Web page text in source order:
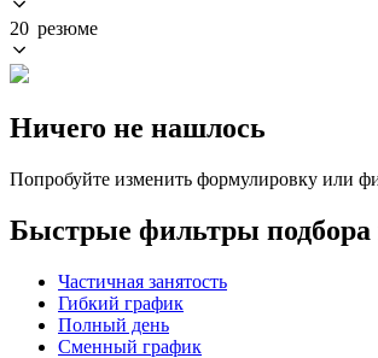
20 резюме
Ничего не нашлось
Попробуйте изменить формулировку или
Быстрые фильтры подбора
Частичная занятость
Гибкий график
Полный день
Сменный график